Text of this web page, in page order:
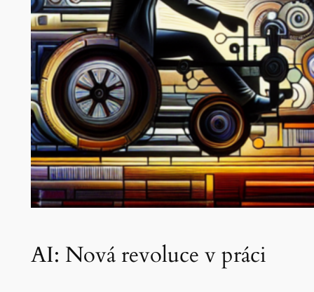
AI: Nová revoluce v práci